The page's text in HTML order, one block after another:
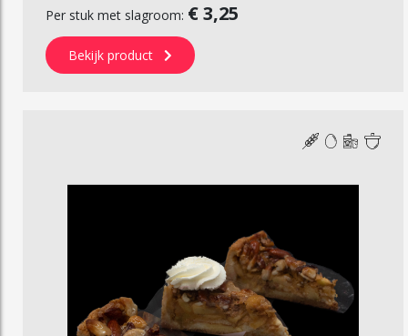
Per stuk met slagroom: € 3,25
Bekijk product